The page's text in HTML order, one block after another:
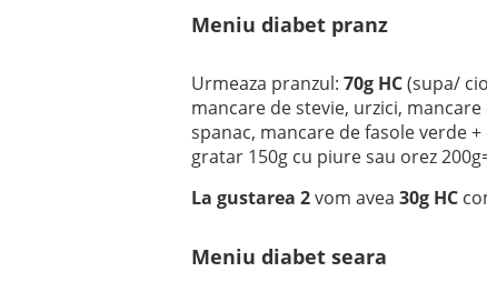
Meniu diabet pranz
Urmeaza pranzul: 70g HC(supa/
mancare de stevie, urzici,
spanac, mancare de fasole verde
gratar 150g cu piure sau orez
La gustarea 2vom avea 30g HC
Meniu diabet seara